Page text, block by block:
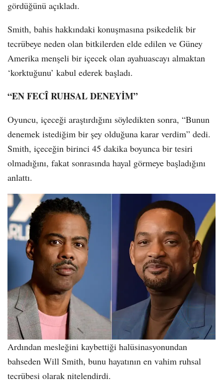
gördüğünü açıkladı.
Smith, bahis hakkındaki konuşmasına psikedelik bir
tecrübeye neden olan bitkilerden elde edilen ve Güney
Amerika menşeli bir içecek olan ayahuascayı almaktan
‘korktuğunu’ kabul ederek başladı.
“EN FECÎ RUHSAL DENEYİM”
Oyuncu, içeceği araştırdığını söyledikten sonra, “Bunun
denemek istediğim bir şey olduğuna karar verdim” dedi.
Smith, içeceğin birinci 45 dakika boyunca bir tesiri
olmadığını, fakat sonrasında hayal görmeye başladığını
anlattı.
Ardından mesleğini kaybettiği halüsinasyonundan
bahseden Will Smith, bunu hayatının en vahim ruhsal
tecrübesi olarak nitelendirdi.